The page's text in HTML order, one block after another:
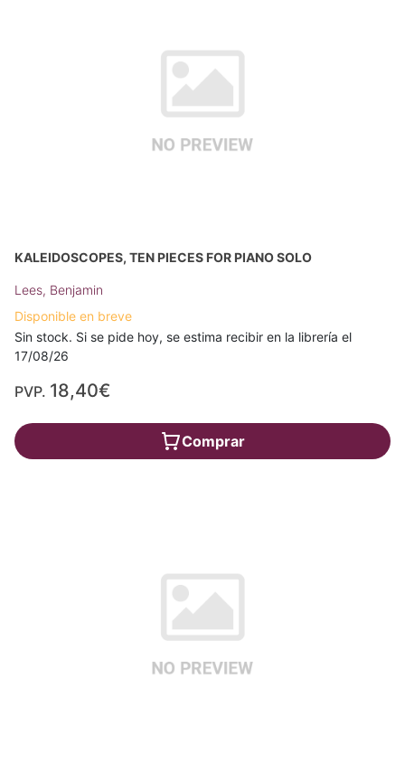
KALEIDOSCOPES, TEN PIECES FOR PIANO SOLO
Lees, Benjamin
Disponible en breve
Sin stock. Si se pide hoy, se estima recibir en la librería el
17/08/26
PVP. 18,40€
Comprar